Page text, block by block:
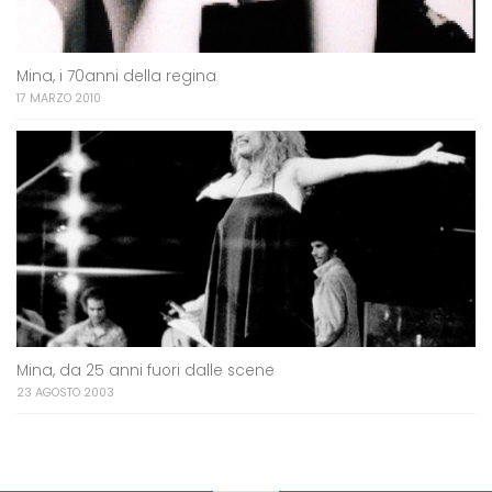
Mina, i 70anni della regina
17 MARZO 2010
Mina, da 25 anni fuori dalle scene
23 AGOSTO 2003